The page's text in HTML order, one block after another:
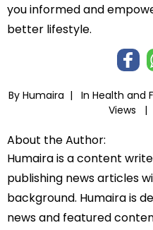
you informed and
better lifestyle.
By Humaira | In Health and
Views |
About the Author:
Humaira is a content
publishing news articles
background. Humaira is
news and featured